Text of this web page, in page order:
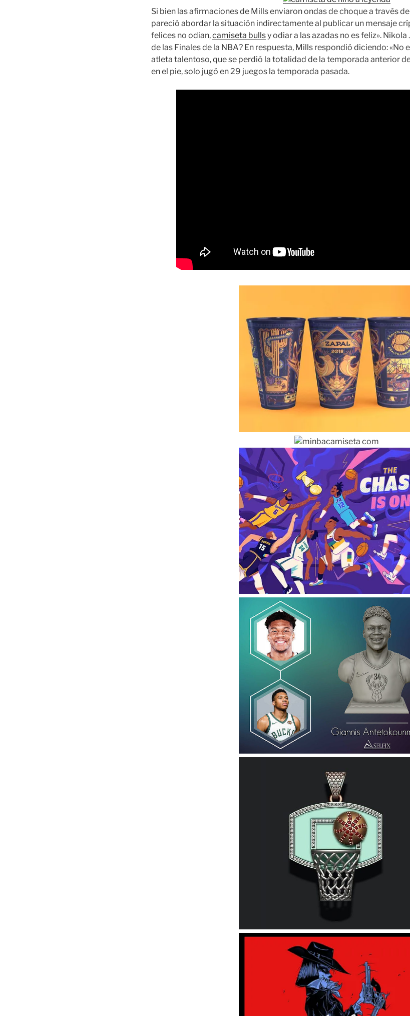
Si bien las afirmaciones de Mills enviaron ondas de choque a través
pareció abordar la situación indirectamente al publicar un mensaje
felices no odian,camiseta bullsy odiar a las azadas no es feliz».
de las Finales de la NBA? En respuesta, Mills respondió diciendo: «No
atleta talentoso, que se perdió la totalidad de la temporada anterior
en el pie, solo jugó en 29 juegos la temporada pasada.